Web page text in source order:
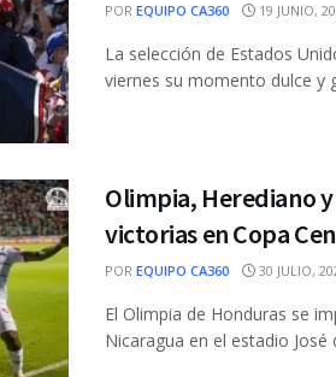
POR EQUIPO CA360 19 JUNIO,
La selección de Estados
viernes su momento dulce y
Olimpia, Herediano
victorias en Copa
POR EQUIPO CA360 30 JULIO,
El Olimpia de Honduras se
Nicaragua en el estadio José